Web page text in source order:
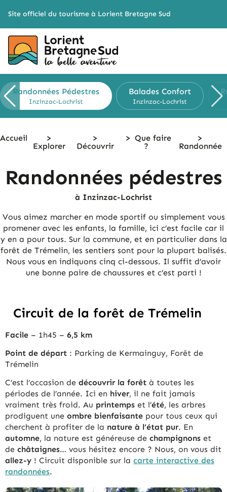
Site officiel du tourisme à Lorient Bretagne Sud
Randonnées Pédestres
Inzinzac-Lochrist
Balades Confort
Inzinzac-Lochrist
Accueil
>
Explorer
>
Découvrir
> Que faire
?
>
Randonnée
Randonnées pédestres
à Inzinzac-Lochrist
Vous aimez marcher en mode sportif ou simplement vous
promener avec les enfants, la famille, ici c’est facile car il
y en a pour tous. Sur la commune, et en particulier dans la
forêt de Trémelin, les sentiers sont pour la plupart balisés.
Nous vous en indiquons cinq ci-dessous. Il suffit d’avoir
une bonne paire de chaussures et c’est parti !
Circuit de la forêt de Trémelin
Facile – 1h45 – 6,5 km
Point de départ : Parking de Kermainguy, Forêt de
Trémelin
C’est l’occasion de découvrir la forêt à toutes les
périodes de l’année. Ici en hiver, il ne fait jamais
vraiment très froid. Au printemps et l’été, les arbres
prodiguent une ombre bienfaisante pour tous ceux qui
cherchent à profiter de la nature à l’état pur. En
automne, la nature est généreuse de champignons et
de châtaignes… vous hésitez encore ? Nous, on vous dit
allez-y ! Circuit disponible sur la carte interactive des
randonnées.